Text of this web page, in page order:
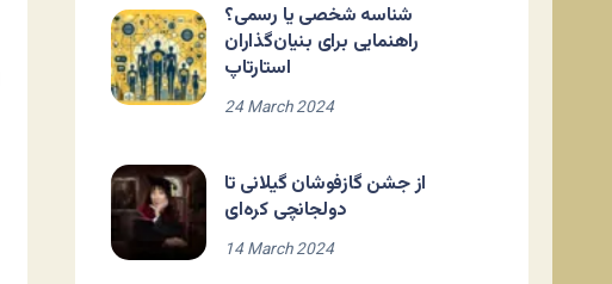
شناسه شخصی یا رسمی؟
راهنمایی برای بنیان‌گذاران
استارتاپ
24 March 2024
از جشن گازفوشان گیلانی تا
دولجانچی کره‌ای
14 March 2024